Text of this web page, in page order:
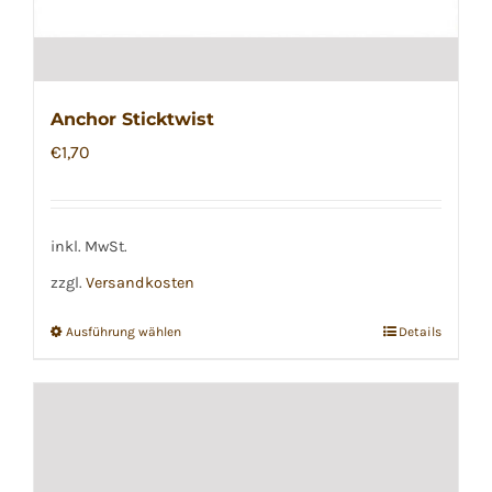
Anchor Sticktwist
€1,70
inkl. MwSt.
zzgl. Versandkosten
Ausführung wählenDieses
Details